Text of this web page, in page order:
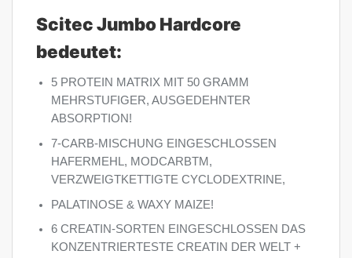
Scitec Jumbo Hardcore
bedeutet:
5 PROTEIN MATRIX MIT 50 GRAMM
MEHRSTUFIGER, AUSGEDEHNTER
ABSORPTION!
7-CARB-MISCHUNG EINGESCHLOSSEN
HAFERMEHL, MODCARBTM,
VERZWEIGTKETTIGTE CYCLODEXTRINE,
PALATINOSE & WAXY MAIZE!
6 CREATIN-SORTEN EINGESCHLOSSEN DAS
KONZENTRIERTESTE CREATIN DER WELT +